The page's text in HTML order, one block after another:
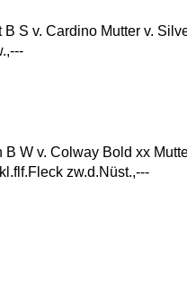
S v. Cardino Mutter v.
W v. Colway Bold xx
zw.d.Nüst.,---